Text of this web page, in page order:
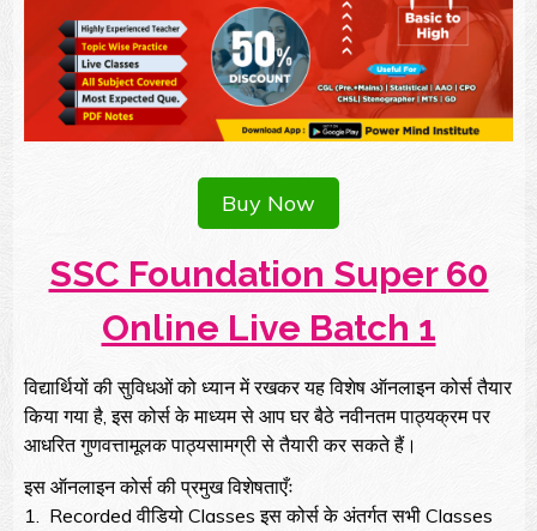
Buy Now
SSC Foundation Super 60
Online Live Batch 1
विद्यार्थियों की सुविधओं को ध्यान में रखकर यह विशेष ऑनलाइन कोर्स तैयार
किया गया है, इस कोर्स के माध्यम से आप घर बैठे नवीनतम पाठ्यक्रम पर
आधरित गुणवत्तामूलक पाठ्यसामग्री से तैयारी कर सकते हैं।
इस ऑनलाइन कोर्स की प्रमुख विशेषताएँः
1. Recorded वीडियो Classes इस कोर्स के अंतर्गत सभी Classes